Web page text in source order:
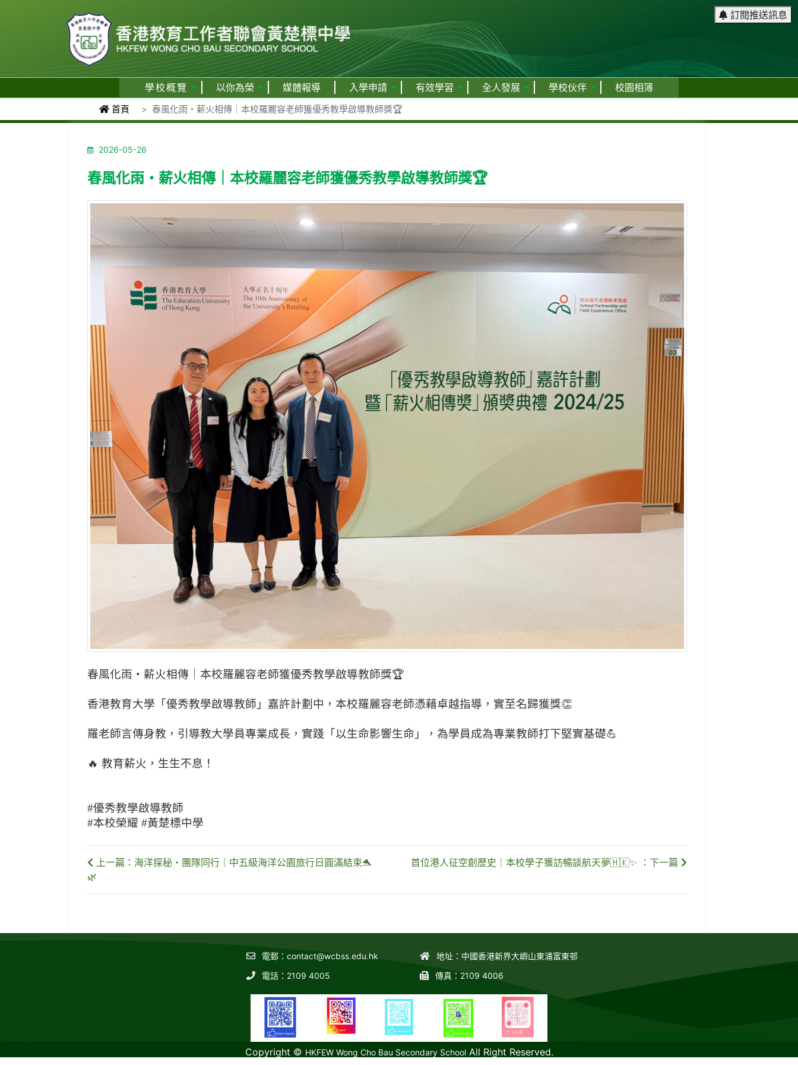
訂閱推送訊息
學校概覽 以你為榮 媒體報導 入學申請 有效學習 全人發展 學校伙伴 校園相簿
首頁 春風化雨・薪火相傳｜本校羅麗容老師獲優秀教學啟導教師獎🏆
2026-05-26
春風化雨・薪火相傳｜本校羅麗容老師獲優秀教學啟導教師獎🏆
春風化雨・薪火相傳｜本校羅麗容老師獲優秀教學啟導教師獎🏆
香港教育大學「優秀教學啟導教師」嘉許計劃中，本校羅麗容老師憑藉卓越指導，實至名歸獲獎👏
羅老師言傳身教，引導教大學員專業成長，實踐「以生命影響生命」，為學員成為專業教師打下堅實基礎💪
🔥 教育薪火，生生不息！
#優秀教學啟導教師
#本校榮耀 #黃楚標中學
上一篇：海洋探秘・團隊同行｜中五級海洋公園旅行日圓滿結束🐬
🌿
首位港人征空創歷史｜本校學子獲訪暢談航天夢🇭🇰✨ ：下一篇
電郵： contact@wcbss.edu.hk
電話：2109 4005
地址：中國香港新界大嶼山東涌富東邨
傳真：2109 4006
教育傳媒集團GoodSchool.hk
Copyright © HKFEW Wong Cho Bau Secondary SchoolAll Right Reserved.